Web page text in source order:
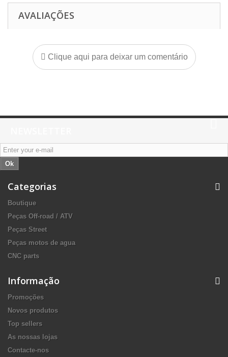
AVALIAÇÕES
Clique aqui para deixar um comentário
Ok
Categorias
Boutique
Peças Off-road / ATV
Peças Street
Peças motos de agua
CNC parts
Informação
Promoções
Novos produtos
Top sellers
As nossas lojas
Contacte-nos